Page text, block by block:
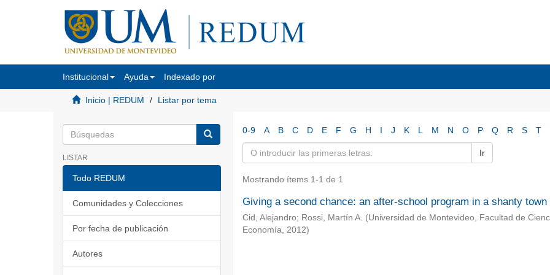
Institucional Ayuda Indexado por
Inicio | REDUM Listar por tema
LISTAR
Todo REDUM
Comunidades y Colecciones
Por fecha de publicación
Autores
0-9 A B C D E F G H I J K L M N O P Q R S T
Ir
Mostrando ítems 1-1 de 1
Giving a second chance: an after-school program in a shanty
Cid, Alejandro; Rossi, Martín A. (Universidad de Montevideo, Facultad de
Economía, 2012)